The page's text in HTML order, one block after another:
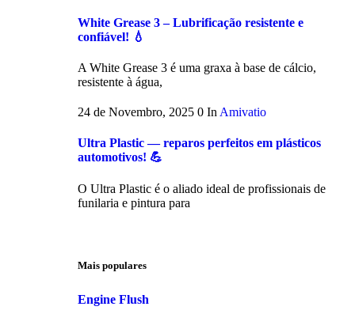
White Grease 3 – Lubrificação resistente e
confiável! 💧
A White Grease 3 é uma graxa à base de cálcio,
resistente à água,
24 de Novembro, 2025 0 In Amivatio
Ultra Plastic — reparos perfeitos em plásticos
automotivos! 💪
O Ultra Plastic é o aliado ideal de profissionais de
funilaria e pintura para
Mais populares
Engine Flush